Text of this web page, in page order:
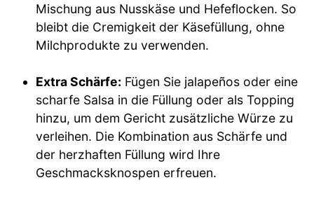
Mischung aus Nusskäse und Hefeflocken. So
bleibt die Cremigkeit der Käsefüllung, ohne
Milchprodukte zu verwenden.
Extra Schärfe: Fügen Sie jalapeños oder eine
scharfe Salsa in die Füllung oder als Topping
hinzu, um dem Gericht zusätzliche Würze zu
verleihen. Die Kombination aus Schärfe und
der herzhaften Füllung wird Ihre
Geschmacksknospen erfreuen.